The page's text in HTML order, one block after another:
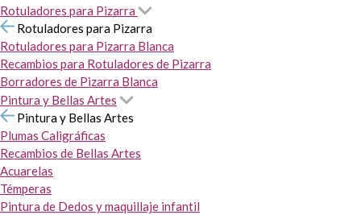
Rotuladores para Pizarra
Rotuladores para Pizarra
Rotuladores para Pizarra Blanca
Recambios para Rotuladores de Pizarra
Borradores de Pizarra Blanca
Pintura y Bellas Artes
Pintura y Bellas Artes
Plumas Caligráficas
Recambios de Bellas Artes
Acuarelas
Témperas
Pintura de Dedos y maquillaje infantil